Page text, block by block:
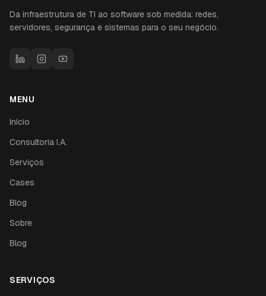
Da infraestrutura de TI ao software sob medida: redes,
servidores, segurança e sistemas para o seu negócio.
MENU
Início
Consultoria I.A.
Serviços
Cases
Blog
Sobre
Blog
SERVIÇOS